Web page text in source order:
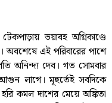
টেকপাড়ায় ভয়াবহ অগ্নিকাণ্ডে
অবশেষে এই পরিবারের পাশে
অনিন্দ্য দেব। গত সোমবার
লাগে। মূহুর্তেই সবদিকে
কমল দাশের মেয়ে অঙ্কিতা